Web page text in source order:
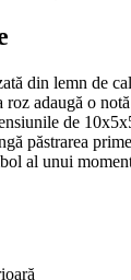
din lemn de
roz adaugă o
de
păstrarea
al unui